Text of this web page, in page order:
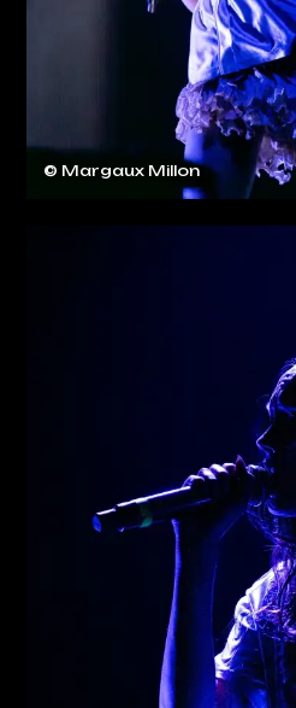
© Margaux Millon